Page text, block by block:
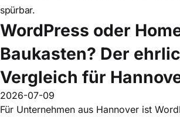
spürbar.
WordPress oder
Baukasten? Der
Vergleich für
2026-07-09
Für Unternehmen aus Hannover ist